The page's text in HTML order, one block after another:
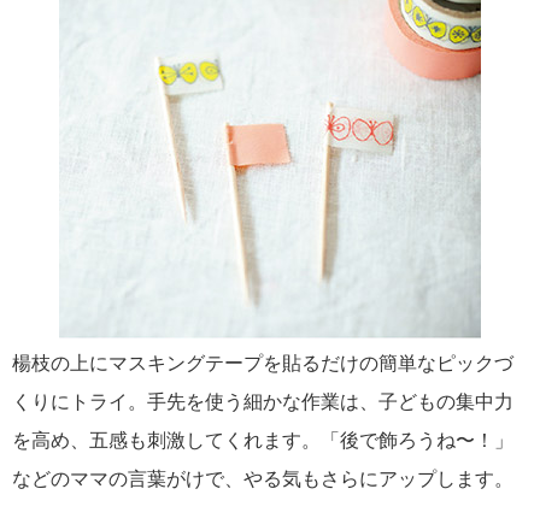
楊枝の上にマスキングテープを貼るだけの簡単なピックづ
くりにトライ。手先を使う細かな作業は、子どもの集中力
を高め、五感も刺激してくれます。「後で飾ろうね〜！」
などのママの言葉がけで、やる気もさらにアップします。